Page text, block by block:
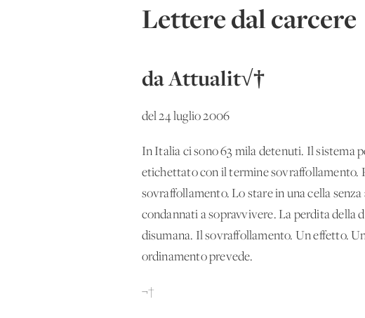
Lettere dal carcere
da Attualit√†
del 24 luglio 2006
In Italia ci sono 63 mila detenuti. Il sistema
etichettato con il termine sovraffollamento.
sovraffollamento. Lo stare in una cella
condannati a sopravvivere. La perdita della
disumana. Il sovraffollamento. Un effetto.
ordinamento prevede.
¬†